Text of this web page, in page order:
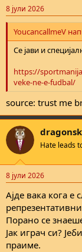
n
s
:
8 јули 2026
YoucancallmeV
Се јави и
https://
veke-ne-e-fudbal/
source: trust me
Hate leads
8 јули 2026
Ајде вака кога
Порано се
Јак играч си?
праиме.